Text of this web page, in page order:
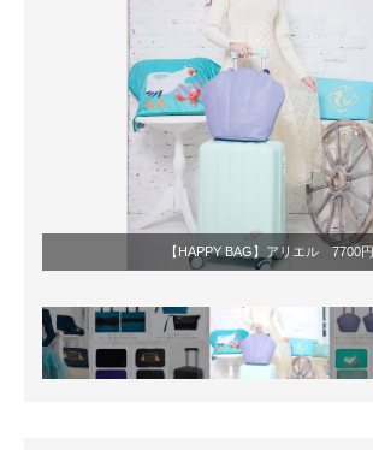
【HAPPY BAG】アリエル 7700円